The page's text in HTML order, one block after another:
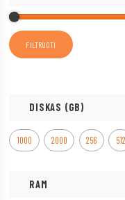
FILTRUOTI
DISKAS (GB)
1000 2000 256 512
RAM